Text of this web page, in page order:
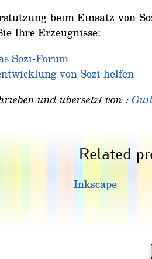
beim Einsatz von
Ihre Erzeugnisse:
Sozi-Forum
von Sozi helfen
und übersetzt von :
Related
Inkscape